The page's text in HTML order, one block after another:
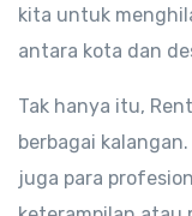
kita untuk
antara kota dan
Tak hanya itu,
berbagai
juga para